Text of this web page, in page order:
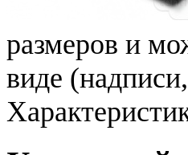
размеров и
виде